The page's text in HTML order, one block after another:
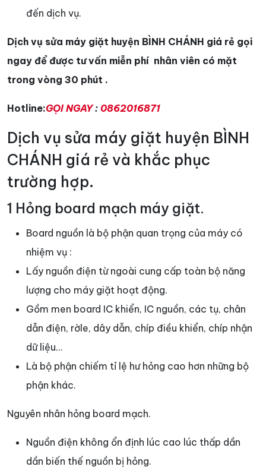
đến dịch vụ.
Dịch vụ sửa máy giặt huyện BÌNH CHÁNH giá rẻ gọi
ngay để được tư vấn miễn phí nhân viên có mặt
trong vòng 30 phút .
Hotline:GỌI NGAY: 0862016871
Dịch vụ sửa máy giặt huyện BÌNH
CHÁNH giá rẻ và khắc phục
trường hợp.
1 Hỏng board mạch máy giặt.
Board nguồn là bộ phận quan trọng của máy có
nhiệm vụ :
Lấy nguồn điện từ ngoài cung cấp toàn bộ năng
lượng cho máy giặt hoạt động.
Gồm men board IC khiển, IC nguồn, các tụ, chân
dẫn điện, rờle, dây dẫn, chíp điều khiển, chíp nhận
dữ liệu…
Là bộ phận chiếm tỉ lệ hư hỏng cao hơn những bộ
phận khác.
Nguyên nhân hỏng board mạch.
Nguồn điện không ổn định lúc cao lúc thấp dần
dần biến thế nguồn bị hỏng.